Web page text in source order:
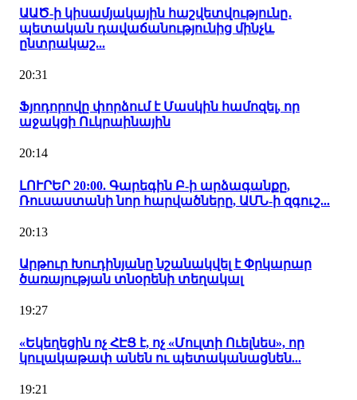
ԱԱԾ-ի կիսամյակային հաշվետվությունը․
պետական դավաճանությունից մինչև
ընտրակաշ...
20:31
Ֆյոդորովը փորձում է Մասկին համոզել, որ
աջակցի Ուկրաինային
20:14
ԼՈՒՐԵՐ 20:00. Գարեգին Բ-ի արձագանքը,
Ռուսաստանի նոր հարվածները, ԱՄՆ-ի զգուշ...
20:13
Արթուր Խուդինյանը նշանակվել է Փրկարար
ծառայության տնօրենի տեղակալ
19:27
«Եկեղեցին ոչ ՀԷՑ է, ոչ «Մուլտի Ուելնես», որ
կուլակաթափ անեն ու պետականացնեն...
19:21